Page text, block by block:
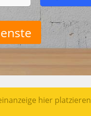
hier platzieren